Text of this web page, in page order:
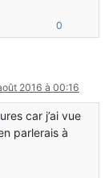
0
2016 à 00:16
car j’ai vue
parlerais à